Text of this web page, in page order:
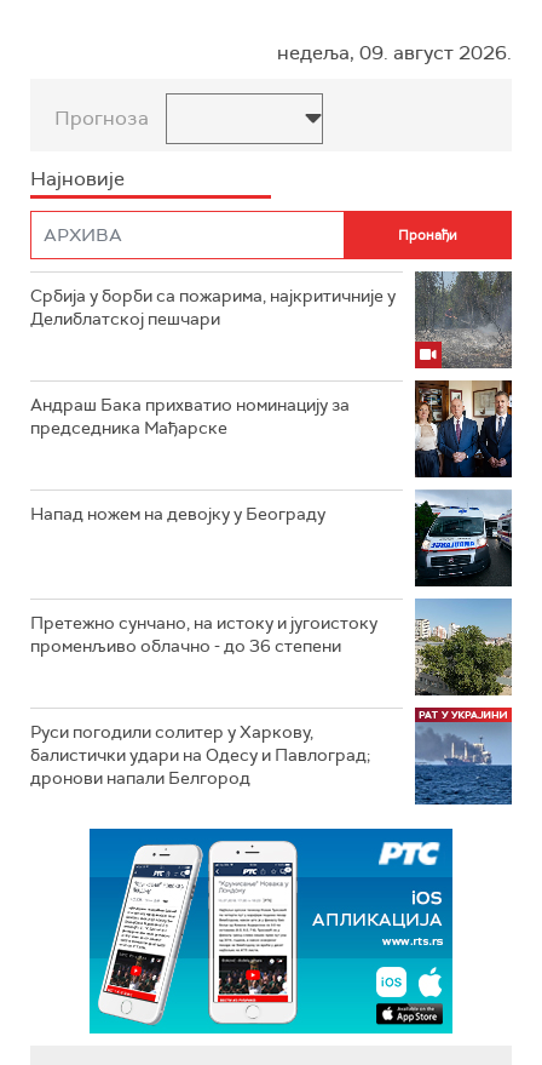
недеља, 09. август 2026.
Прогноза
Најновије
Србија у борби са пожарима, најкритичније у
Делиблатској пешчари
Андраш Бака прихватио номинацију за
председника Мађарске
Напад ножем на девојку у Београду
Претежно сунчано, на истоку и југоистоку
променљиво облачно - до 36 степени
Руси погодили солитер у Харкову,
балистички удари на Одесу и Павлоград;
дронови напали Белгород